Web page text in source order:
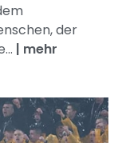
der
| mehr